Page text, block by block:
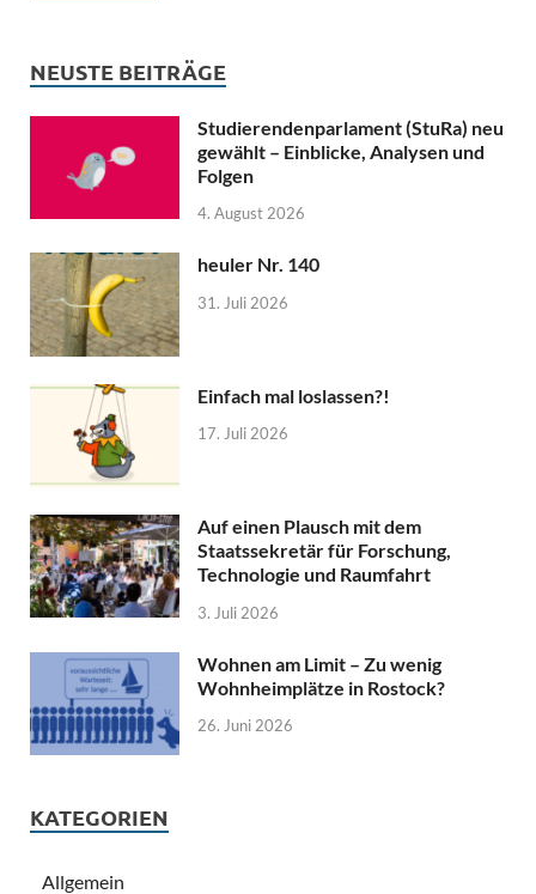
NEUSTE BEITRÄGE
Studierendenparlament (StuRa) neu
gewählt – Einblicke, Analysen und
Folgen
4. August 2026
heuler Nr. 140
31. Juli 2026
Einfach mal loslassen?!
17. Juli 2026
Auf einen Plausch mit dem
Staatssekretär für Forschung,
Technologie und Raumfahrt
3. Juli 2026
Wohnen am Limit – Zu wenig
Wohnheimplätze in Rostock?
26. Juni 2026
KATEGORIEN
Allgemein